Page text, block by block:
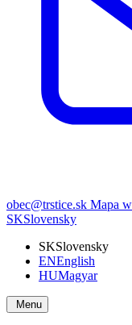
obec@trstice.sk Mapa
SKSlovensky
SKSlovensky
ENEnglish
HUMagyar
Menu